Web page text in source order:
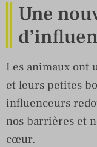
Une
Les animaux ont
et leurs petites
influenceurs
nos barrières et
cœur.